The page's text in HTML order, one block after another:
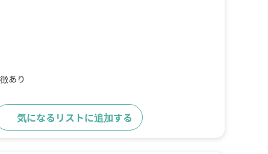
あり
気になるリストに追加する